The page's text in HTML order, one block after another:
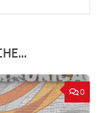
0